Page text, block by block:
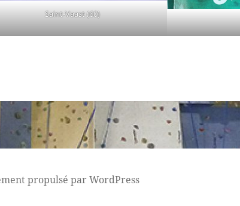
Saint-Vaast (60)
propulsé par WordPress